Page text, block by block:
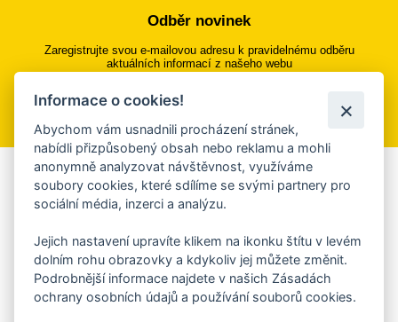
Odběr novinek
Zaregistrujte svou e-mailovou adresu k pravidelnému odběru
aktuálních informací z našeho webu
Přihlásit se k odběru
Aplikace Mobilní rozhlas
Chcete dostávat do svého mobilu či mailu upozornění na
ankety, pozvánky na kulturní a sportovní akce?
Více informací o aplikaci
Informace o cookies!
Abychom vám usnadnili procházení stránek,
nabídli přizpůsobený obsah nebo reklamu a mohli
anonymně analyzovat návštěvnost, využíváme
soubory cookies, které sdílíme se svými partnery pro
sociální média, inzerci a analýzu.
Jejich nastavení upravíte klikem na ikonku štítu v levém
dolním rohu obrazovky a kdykoliv jej můžete změnit.
Podrobnější informace najdete v našich Zásadách
ochrany osobních údajů a používání souborů cookies.